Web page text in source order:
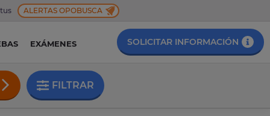
ALERTAS OPOBUSCA
EXÁMENES SOLICITAR INFORMACIÓN
FILTRAR